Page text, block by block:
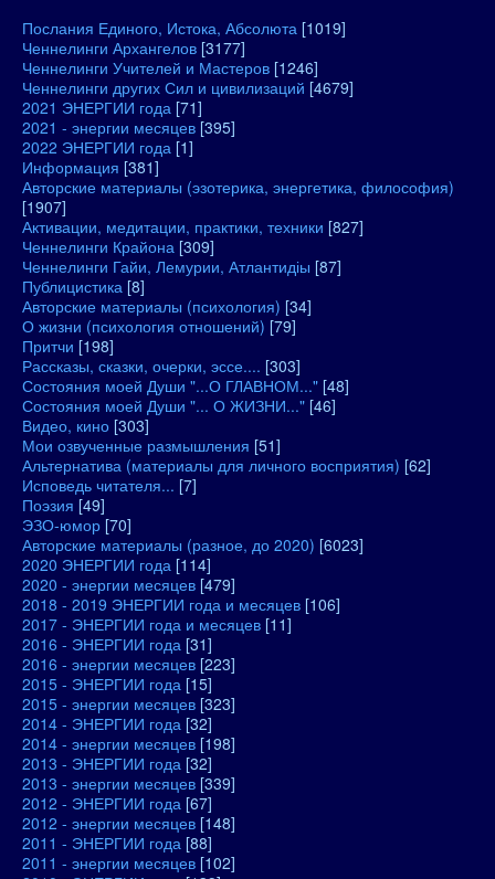
Послания Единого, Истока, Абсолюта [1019]
Ченнелинги Архангелов [3177]
Ченнелинги Учителей и Мастеров [1246]
Ченнелинги других Сил и цивилизаций [4679]
2021 ЭНЕРГИИ года [71]
2021 - энергии месяцев [395]
2022 ЭНЕРГИИ года [1]
Информация [381]
Авторские материалы (эзотерика, энергетика, философия)
[1907]
Активации, медитации, практики, техники [827]
Ченнелинги Крайона [309]
Ченнелинги Гайи, Лемурии, Атлантидіы [87]
Публицистика [8]
Авторские материалы (психология) [34]
О жизни (психология отношений) [79]
Притчи [198]
Рассказы, сказки, очерки, эссе.... [303]
Состояния моей Души "...О ГЛАВНОМ..." [48]
Состояния моей Души "... О ЖИЗНИ..." [46]
Видео, кино [303]
Мои озвученные размышления [51]
Альтернатива (материалы для личного восприятия) [62]
Исповедь читателя... [7]
Поэзия [49]
ЭЗО-юмор [70]
Авторские материалы (разное, до 2020) [6023]
2020 ЭНЕРГИИ года [114]
2020 - энергии месяцев [479]
2018 - 2019 ЭНЕРГИИ года и месяцев [106]
2017 - ЭНЕРГИИ года и месяцев [11]
2016 - ЭНЕРГИИ года [31]
2016 - энергии месяцев [223]
2015 - ЭНЕРГИИ года [15]
2015 - энергии месяцев [323]
2014 - ЭНЕРГИИ года [32]
2014 - энергии месяцев [198]
2013 - ЭНЕРГИИ года [32]
2013 - энергии месяцев [339]
2012 - ЭНЕРГИИ года [67]
2012 - энергии месяцев [148]
2011 - ЭНЕРГИИ года [88]
2011 - энергии месяцев [102]